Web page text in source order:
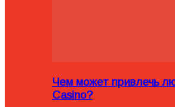
Чем может привлечь
Casino?